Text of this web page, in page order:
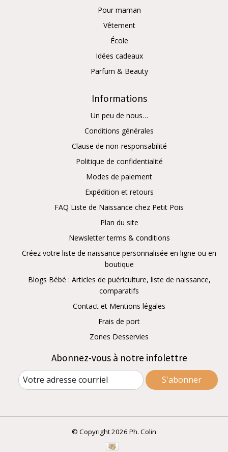
Pour maman
Vêtement
École
Idées cadeaux
Parfum & Beauty
Informations
Un peu de nous…
Conditions générales
Clause de non-responsabilité
Politique de confidentialité
Modes de paiement
Expédition et retours
FAQ Liste de Naissance chez Petit Pois
Plan du site
Newsletter terms & conditions
Créez votre liste de naissance personnalisée en ligne ou en
boutique
Blogs Bébé : Articles de puériculture, liste de naissance,
comparatifs
Contact et Mentions légales
Frais de port
Zones Desservies
Abonnez-vous à notre infolettre
S'abonner
© Copyright 2026 Ph. Colin